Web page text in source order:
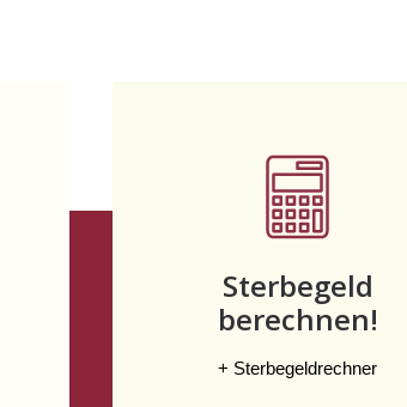
Sterbegeld
berechnen!
+ Sterbegeldrechner